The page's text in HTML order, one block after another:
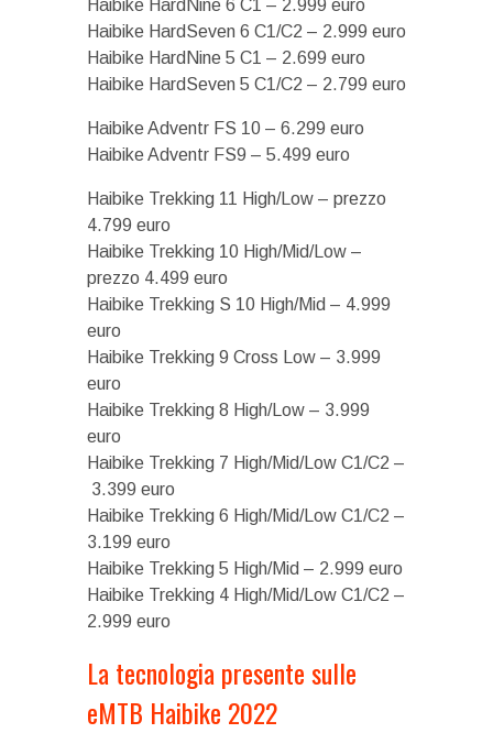
Haibike HardNine 6 C1 – 2.999 euro
Haibike HardSeven 6 C1/C2 – 2.999 euro
Haibike HardNine 5 C1 – 2.699 euro
Haibike HardSeven 5 C1/C2 – 2.799 euro
Haibike Adventr FS 10 – 6.299 euro
Haibike Adventr FS9 – 5.499 euro
Haibike Trekking 11 High/Low – prezzo
4.799 euro
Haibike Trekking 10 High/Mid/Low –
prezzo 4.499 euro
Haibike Trekking S 10 High/Mid – 4.999
euro
Haibike Trekking 9 Cross Low – 3.999
euro
Haibike Trekking 8 High/Low – 3.999
euro
Haibike Trekking 7 High/Mid/Low C1/C2 –
3.399 euro
Haibike Trekking 6 High/Mid/Low C1/C2 –
3.199 euro
Haibike Trekking 5 High/Mid – 2.999 euro
Haibike Trekking 4 High/Mid/Low C1/C2 –
2.999 euro
La tecnologia presente sulle
eMTB Haibike 2022